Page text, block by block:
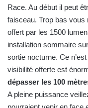
Race. Au début il peut
faisceau. Trop bas vous
offert par les 1500
installation sommaire
sortie nocturne. Ce
visibilité offerte est
dépasser les 100
A pleine puissance